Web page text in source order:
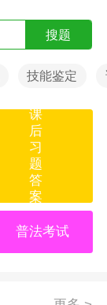
搜题
技能鉴定
课
后
习
题
答
案
普法考试